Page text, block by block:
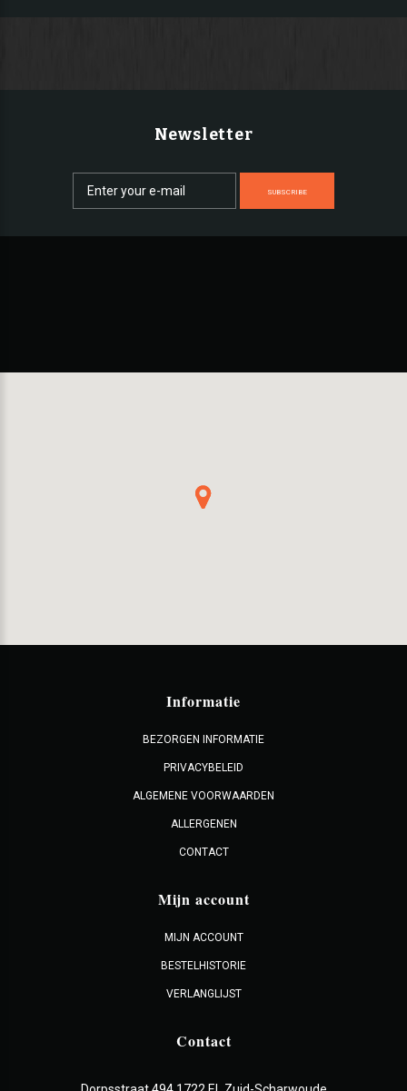
Newsletter
SUBSCRIBE
Informatie
BEZORGEN INFORMATIE
PRIVACYBELEID
ALGEMENE VOORWAARDEN
ALLERGENEN
CONTACT
Mijn account
MIJN ACCOUNT
BESTELHISTORIE
VERLANGLIJST
Contact